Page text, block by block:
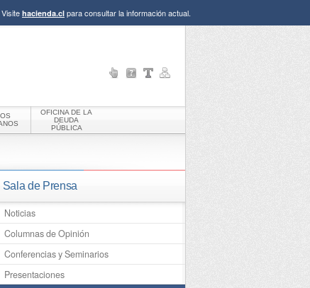
hacienda.cl para consultar la información actual.
OFICINA DE LA
DEUDA
PÚBLICA
Sala de Prensa
Noticias
Columnas de Opinión
Conferencias y Seminarios
Presentaciones